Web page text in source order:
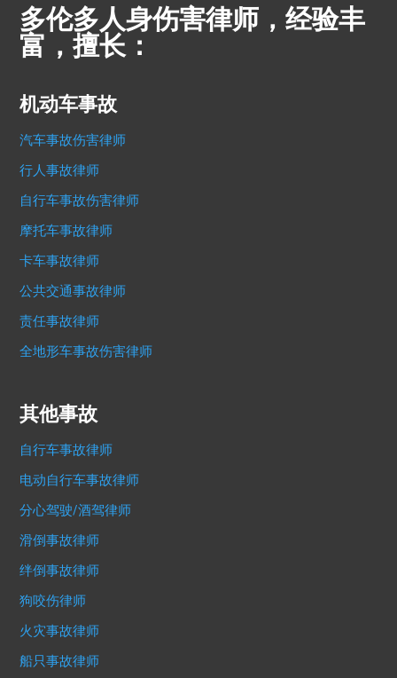
多伦多人身伤害律师，经验丰
富，擅长：
机动车事故
汽车事故伤害律师
行人事故律师
自行车事故伤害律师
摩托车事故律师
卡车事故律师
公共交通事故律师
责任事故律师
全地形车事故伤害律师
其他事故
自行车事故律师
电动自行车事故律师
分心驾驶/酒驾律师
滑倒事故律师
绊倒事故律师
狗咬伤律师
火灾事故律师
船只事故律师